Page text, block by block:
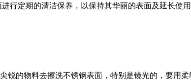
行定期的清洁保养，以保持其华丽的表面及延长使用
锐的物料去擦洗不锈钢表面，特别是镜光的，要用